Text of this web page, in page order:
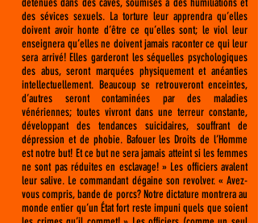
détenues dans des caves, soumises à des humiliations et
des sévices sexuels. La torture leur apprendra qu’elles
doivent avoir honte d’être ce qu’elles sont; le viol leur
enseignera qu’elles ne doivent jamais raconter ce qui leur
sera arrivé! Elles garderont les séquelles psychologiques
des abus, seront marquées physiquement et anéanties
intellectuellement. Beaucoup se retrouveront enceintes,
d’autres seront contaminées par des maladies
vénériennes; toutes vivront dans une terreur constante,
développant des tendances suicidaires, souffrant de
dépression et de phobie. Bafouer les Droits de l’Homme
est notre but! Et ce but ne sera jamais atteint si les femmes
ne sont pas réduites en esclavage! » Les officiers avalent
leur salive. Le commandant dégaine son revolver. « Avez-
vous compris, bande de porcs? Notre dictature montrera au
monde entier qu’un État fort reste impuni quels que soient